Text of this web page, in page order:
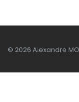
© 2026 Alexandre